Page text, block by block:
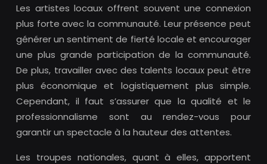
Les artistes locaux offrent souvent une connexion
plus forte avec la communauté. Leur présence peut
générer un sentiment de fierté locale et encourager
une plus grande participation de la communauté.
De plus, travailler avec des talents locaux peut être
plus économique et logistiquement plus simple.
Cependant, il faut s’assurer que la qualité et le
professionnalisme sont au rendez-vous pour
garantir un spectacle à la hauteur des attentes.
Les troupes nationales, quant à elles, apportent